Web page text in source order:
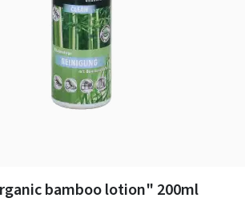
bamboo lotion" 200ml